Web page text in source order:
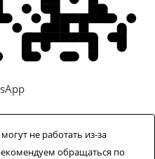
не работать из-за
обращаться по